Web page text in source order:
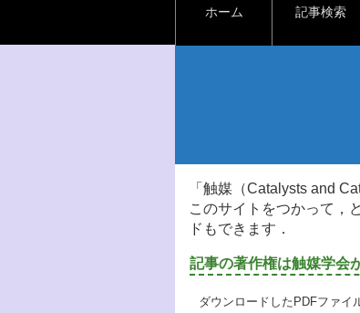
ホーム 記事検索
「触媒（Catalysts and
このサイトをつかって，
ドもできます．
記事の著作権は触媒学会
ダウンロードしたPDFファイ